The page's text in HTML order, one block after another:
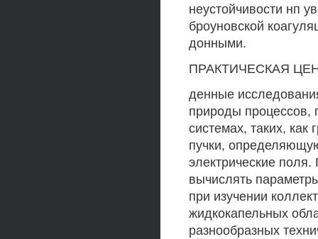
неустойчивости нп
броуновской
донными.
ПРАКТИЧЕСКАЯ
денные
природы процессов,
системах, таких, как
пучки,
электрические
вычислять
при изучении
жидкокапельных
разнообразных